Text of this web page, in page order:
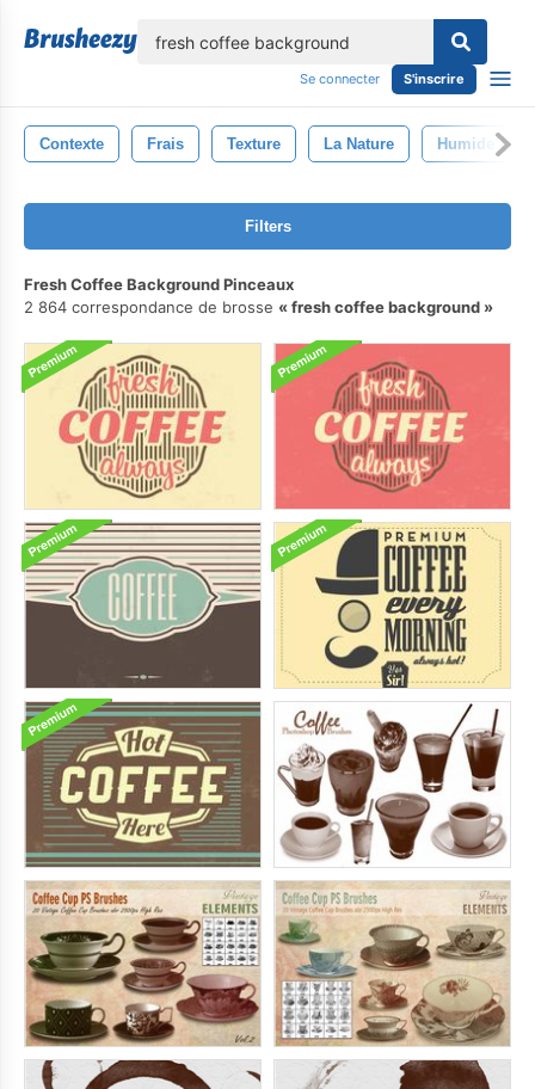
Se connecter S'inscrire
Contexte Frais Texture La Nature Humide
Filters
Fresh Coffee Background Pinceaux
2 864 correspondance de brosse
fresh coffee background